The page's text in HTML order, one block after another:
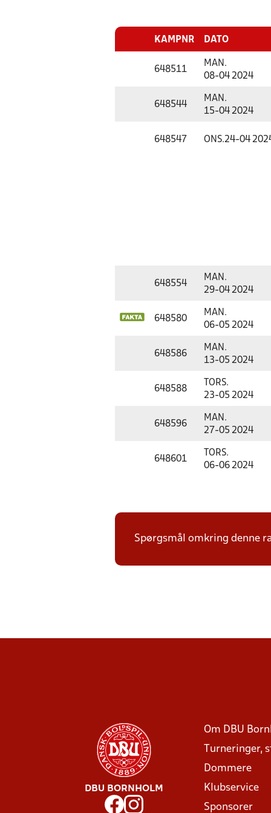
KAMPNR DATO
648511
MAN.
08-04 2024
648544
MAN.
15-04 2024
648547 ONS.24-04
648554
MAN.
29-04 2024
648580
MAN.
06-05 2024
648586
MAN.
13-05 2024
648588
TORS.
23-05 2024
648596
MAN.
27-05 2024
648601
TORS.
06-06 2024
Spørgsmål omkring denne
DBU BORNHOLM
Om DBU
Dommere
Klubservice
Sponsorer